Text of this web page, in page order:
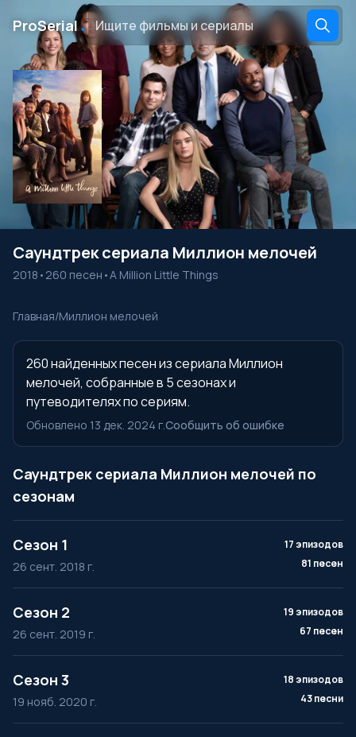
ProSerial․
Саундтрек сериала Миллион мелочей
2018 • 260 песен •A Million Little Things
Главная/Миллион мелочей
260 найденных песен из сериала Миллион
мелочей, собранные в 5 сезонах и
путеводителях по сериям.
Обновлено 13 дек. 2024 г.Сообщить об ошибке
Саундтрек сериала Миллион мелочей по
сезонам
Сезон 1
26 сент. 2018 г.
17 эпизодов
81 песен
Сезон 2
26 сент. 2019 г.
19 эпизодов
67 песен
Сезон 3
19 нояб. 2020 г.
18 эпизодов
43 песни